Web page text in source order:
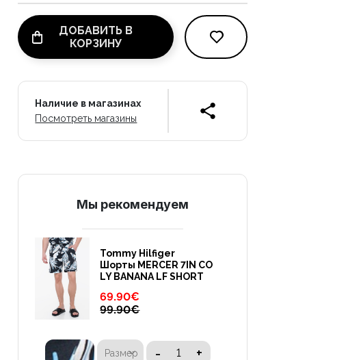
ДОБАВИТЬ В
КОРЗИНУ
Наличие в магазинах
Посмотреть магазины
Mы рекомендуем
Tommy Hilfiger
Шорты MERCER 7IN CO
LY BANANA LF SHORT
69.90€
99.90€
Размер - +